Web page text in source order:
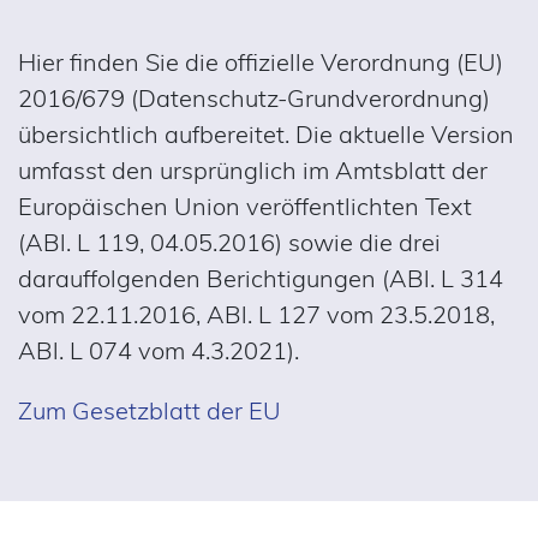
Hier finden Sie die offizielle Verordnung (EU)
2016/679 (Datenschutz-Grundverordnung)
übersichtlich aufbereitet. Die aktuelle Version
umfasst den ursprünglich im Amtsblatt der
Europäischen Union veröffentlichten Text
(ABl. L 119, 04.05.2016) sowie die drei
darauffolgenden Berichtigungen (ABl. L 314
vom 22.11.2016, ABl. L 127 vom 23.5.2018,
ABl. L 074 vom 4.3.2021).
Zum Gesetzblatt der EU